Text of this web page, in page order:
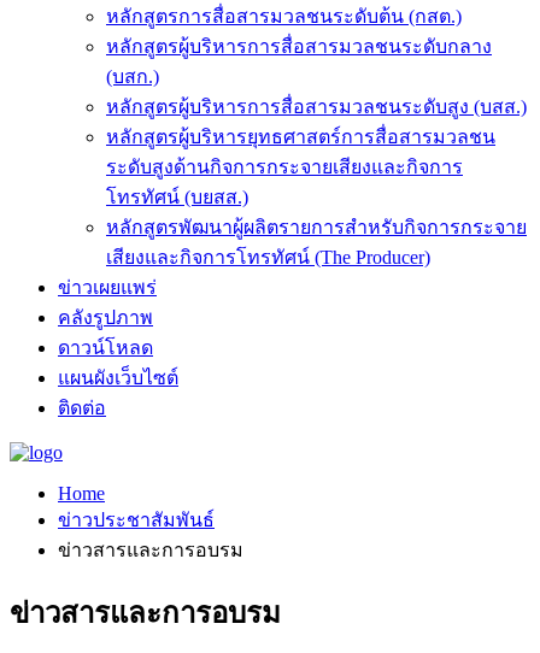
หลักสูตรการสื่อสารมวลชนระดับต้น (กสต.)
หลักสูตรผู้บริหารการสื่อสารมวลชนระดับกลาง
(บสก.)
หลักสูตรผู้บริหารการสื่อสารมวลชนระดับสูง (บสส.)
หลักสูตรผู้บริหารยุทธศาสตร์การสื่อสารมวลชน
ระดับสูงด้านกิจการกระจายเสียงและกิจการ
โทรทัศน์ (บยสส.)
หลักสูตรพัฒนาผู้ผลิตรายการสำหรับกิจการกระจาย
เสียงและกิจการโทรทัศน์ (The Producer)
ข่าวเผยแพร่
คลังรูปภาพ
ดาวน์โหลด
แผนผังเว็บไซต์
ติดต่อ
Home
ข่าวประชาสัมพันธ์
ข่าวสารและการอบรม
ข่าวสารและการอบรม